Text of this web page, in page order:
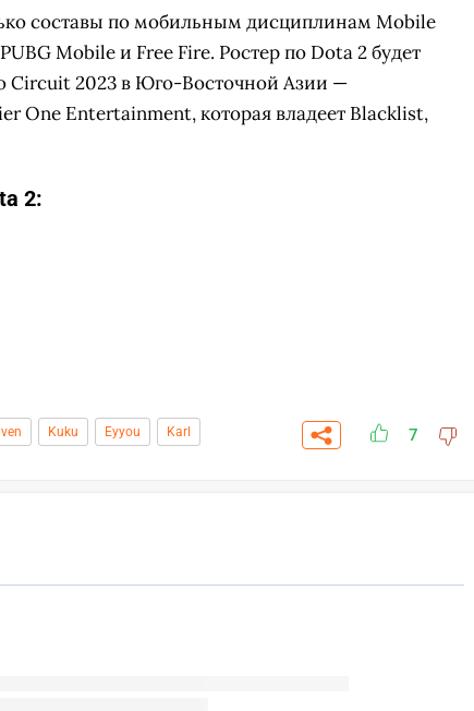
составы по мобильным дисциплинам Mobile
Mobile и Free Fire. Ростер по Dota 2 будет
Circuit 2023 в Юго-Восточной Азии —
One Entertainment, которая владеет Blacklist,
2:
Kuku Eyyou Karl 7